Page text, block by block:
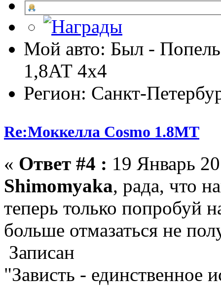
Мой авто: Был -
1,8АТ 4х4
Регион: Санкт-
Re:Моккелла Cosmo 1.8МТ
« Ответ #4 : 19 Январь
Shimomyaka, рада, что
теперь только попробуй
больше отмазаться не
Записан
"Зависть - единственное